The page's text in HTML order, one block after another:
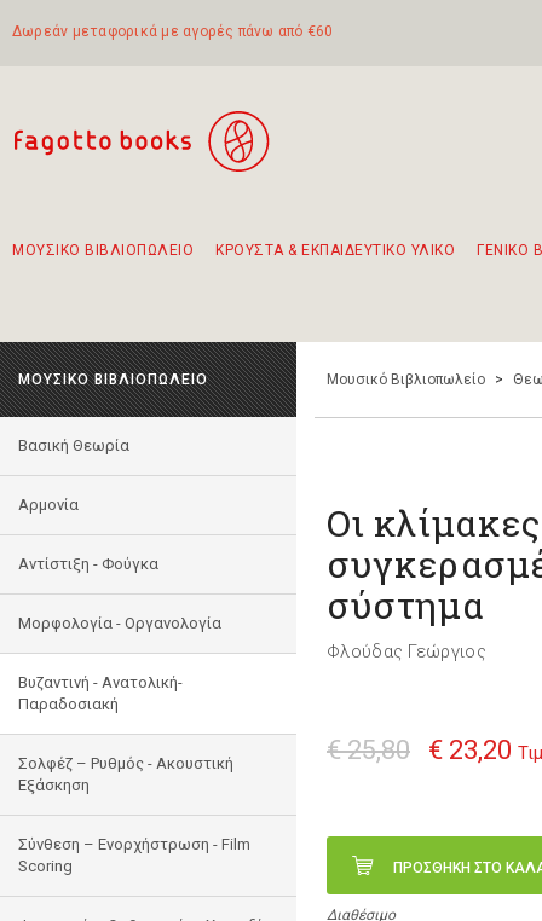
Δωρεάν μεταφορικά με αγορές πάνω από €60
ΜΟΥΣΙΚΟ ΒΙΒΛΙΟΠΩΛΕΙΟ ΚΡΟΥΣΤΑ & ΕΚΠΑΙΔΕΥΤΙΚΟ ΥΛΙΚΟ ΓΕΝΙΚΟ
ΜΟΥΣΙΚΟ ΒΙΒΛΙΟΠΩΛΕΙΟ
Βασική Θεωρία
Αρμονία
Αντίστιξη - Φούγκα
Μορφολογία - Οργανολογία
Bυζαντινή - Ανατολική-
Παραδοσιακή
Σολφέζ – Ρυθμός - Ακουστική
Εξάσκηση
Σύνθεση – Ενορχήστρωση - Film
Scoring
Μουσικό Βιβλιοπωλείο >
Οι
σύστημα
Φλούδας Γεώργιος
€ 25,80 € 23,20
ΠΡΟΣΘΗΚΗ ΣΤΟ
Διαθέσιμο